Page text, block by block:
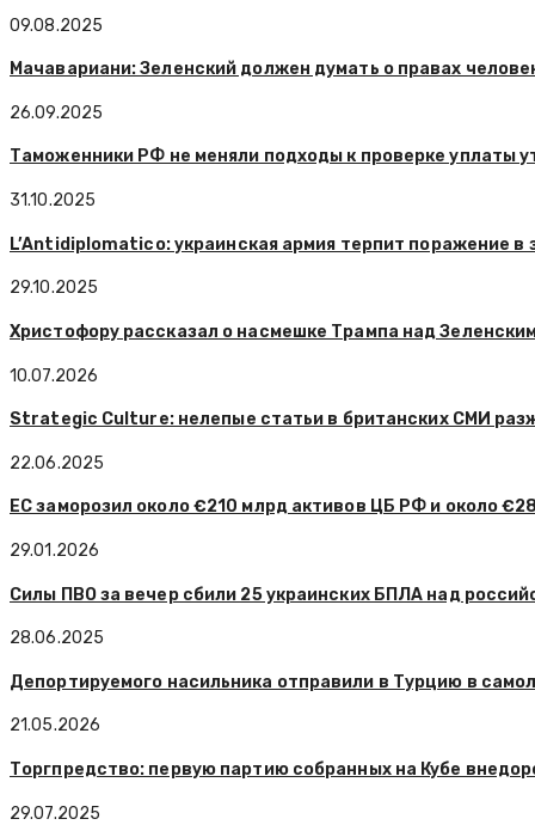
09.08.2025
Мачавариани: Зеленский должен думать о правах
26.09.2025
Таможенники РФ не меняли подходы к проверке уплаты
31.10.2025
L’Antidiplomatico: украинская армия терпит поражение в
29.10.2025
Христофору рассказал о насмешке Трампа над
10.07.2026
Strategic Culture: нелепые статьи в британских СМИ
22.06.2025
ЕС заморозил около €210 млрд активов ЦБ РФ и около
29.01.2026
Силы ПВО за вечер сбили 25 украинских БПЛА над
28.06.2025
Депортируемого насильника отправили в Турцию в
21.05.2026
Торгпредство: первую партию собранных на Кубе
29.07.2025